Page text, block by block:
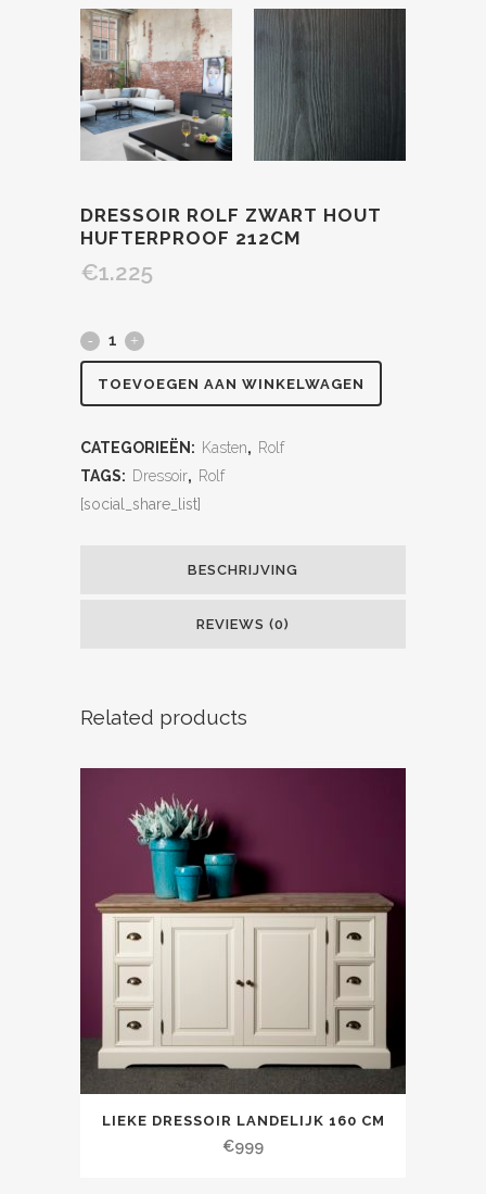
DRESSOIR ROLF ZWART HOUT
HUFTERPROOF 212CM
€1.225
TOEVOEGEN AAN WINKELWAGEN
CATEGORIEËN: Kasten, Rolf
TAGS: Dressoir, Rolf
[social_share_list]
BESCHRIJVING
REVIEWS (0)
Related products
LIEKE DRESSOIR LANDELIJK 160 CM
€999